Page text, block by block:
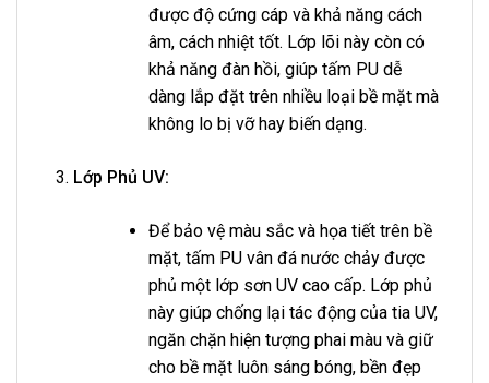
được độ cứng cáp và khả năng cách
âm, cách nhiệt tốt. Lớp lõi này còn có
khả năng đàn hồi, giúp tấm PU dễ
dàng lắp đặt trên nhiều loại bề mặt mà
không lo bị vỡ hay biến dạng.
Lớp Phủ UV:
Để bảo vệ màu sắc và họa tiết trên bề
mặt, tấm PU vân đá nước chảy được
phủ một lớp sơn UV cao cấp. Lớp phủ
này giúp chống lại tác động của tia UV,
ngăn chặn hiện tượng phai màu và giữ
cho bề mặt luôn sáng bóng, bền đẹp